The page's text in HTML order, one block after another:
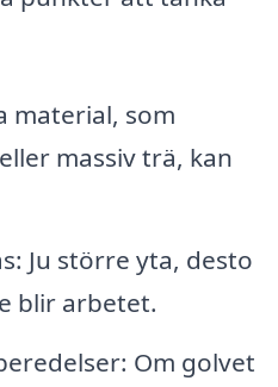
material, som
massiv trä, kan
Ju större yta, desto
blir arbetet.
Om golvet